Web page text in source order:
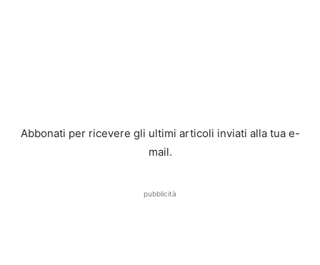
Abbonati per ricevere gli ultimi articoli inviati alla tua e-
mail.
pubblicità